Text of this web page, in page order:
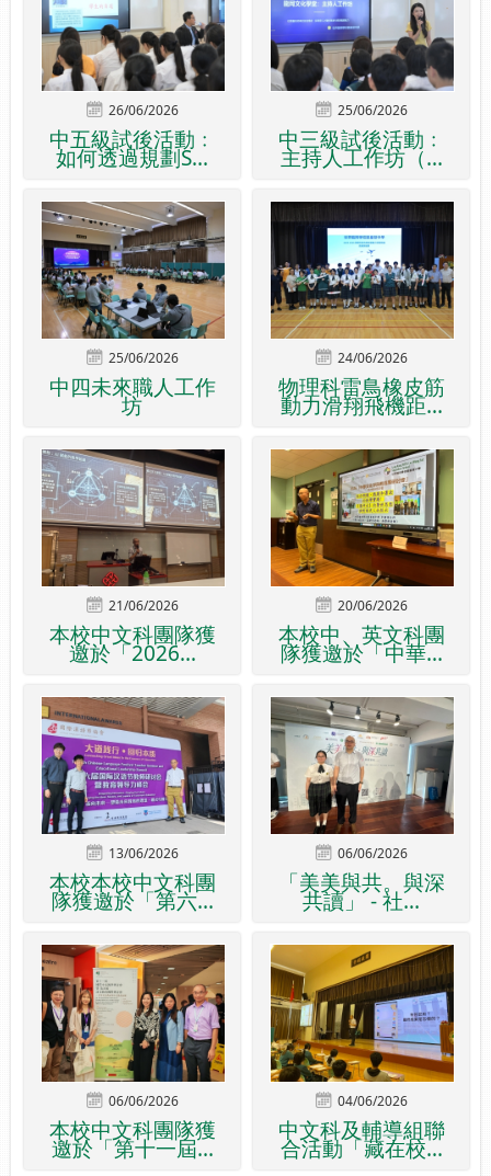
26/06/2026
中五級試後活動﹕
如何透過規劃S...
25/06/2026
中三級試後活動﹕
主持人工作坊（...
25/06/2026
中四未來職人工作
坊
24/06/2026
物理科雷鳥橡皮筋
動力滑翔飛機距...
21/06/2026
本校中文科團隊獲
邀於「2026...
20/06/2026
本校中、英文科團
隊獲邀於「中華...
13/06/2026
本校本校中文科團
隊獲邀於「第六...
06/06/2026
「美美與共。與深
共讀」 - 社...
06/06/2026
本校中文科團隊獲
邀於「第十一屆...
04/06/2026
中文科及輔導組聯
合活動「藏在校...